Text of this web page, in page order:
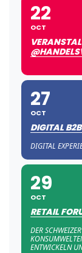
22
OCT
27
OCT
DIGITAL
DIGITAL
29
OCT
RETAIL
DER
ENTWICKELN